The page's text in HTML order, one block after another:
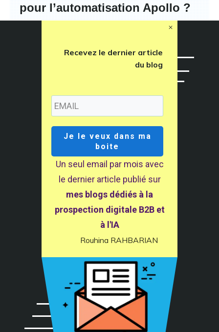
pour l’automatisation Apollo ?
Comment utiliser ChatGPT en
français en 2026 ?
View More
5 Façons Inattendues de l’IA
pour Prospection Commerciale
View More
Recevez le dernier article
du blog
Je le veux dans ma
boite
Un seul email par mois avec
le dernier article publié sur
mes blogs dédiés à la
prospection digitale B2B et
à l'IA
Rouhina RAHBARIAN